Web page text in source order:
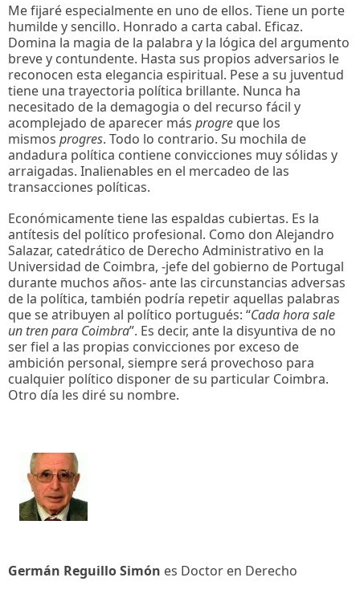
Me fijaré especialmente en uno de ellos. Tiene un porte
humilde y sencillo. Honrado a carta cabal. Eficaz.
Domina la magia de la palabra y la lógica del argumento
breve y contundente. Hasta sus propios adversarios le
reconocen esta elegancia espiritual. Pese a su juventud
tiene una trayectoria política brillante. Nunca ha
necesitado de la demagogia o del recurso fácil y
acomplejado de aparecer más progre que los
mismos progres. Todo lo contrario. Su mochila de
andadura política contiene convicciones muy sólidas y
arraigadas. Inalienables en el mercadeo de las
transacciones políticas.
Económicamente tiene las espaldas cubiertas. Es la
antítesis del político profesional. Como don Alejandro
Salazar, catedrático de Derecho Administrativo en la
Universidad de Coimbra, -jefe del gobierno de Portugal
durante muchos años- ante las circunstancias adversas
de la política, también podría repetir aquellas palabras
que se atribuyen al político portugués: “Cada hora sale
un tren para Coimbra”. Es decir, ante la disyuntiva de no
ser fiel a las propias convicciones por exceso de
ambición personal, siempre será provechoso para
cualquier político disponer de su particular Coimbra.
Otro día les diré su nombre.
Germán Reguillo Simón es Doctor en Derecho